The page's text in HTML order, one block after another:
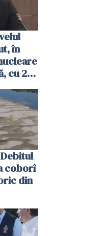
în
cu 2
coborî
din